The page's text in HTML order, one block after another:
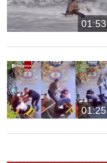
01:53
01:25